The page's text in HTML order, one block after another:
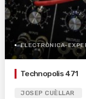
ELECTRÒNICA-
Technopolis 471
JOSEP CUÈLLAR